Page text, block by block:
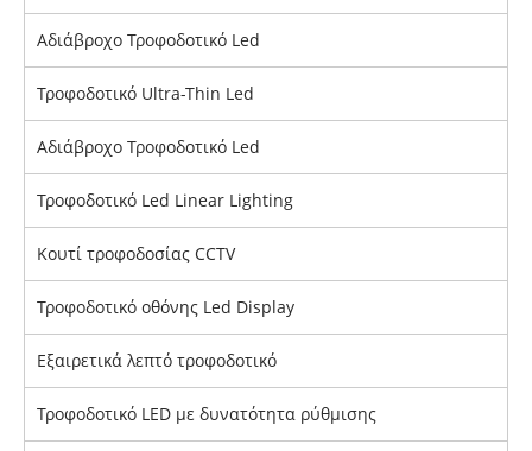
Αδιάβροχο Τροφοδοτικό Led
Τροφοδοτικό Ultra-Thin Led
Αδιάβροχο Τροφοδοτικό Led
Τροφοδοτικό Led Linear Lighting
Κουτί τροφοδοσίας CCTV
Τροφοδοτικό οθόνης Led Display
Εξαιρετικά λεπτό τροφοδοτικό
Τροφοδοτικό LED με δυνατότητα ρύθμισης